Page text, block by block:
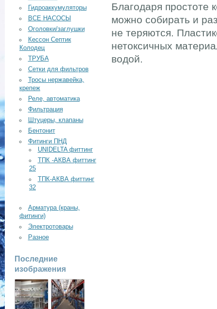
Гидроаккумуляторы
ВСЕ НАСОСЫ
Оголовки/заглушки
Кессон Септик
Колодец
ТРУБА
Сетки для фильтров
Тросы нержавейка,
крепеж
Реле, автоматика
Фильтрация
Штуцеры, клапаны
Бентонит
Фитинги ПНД
UNIDELTA фиттинг
ТПК -АКВА фиттинг
25
ТПК-АКВА фиттинг
32
Арматура (краны,
фитинги)
Электротовары
Разное
Последние
изображения
Благодаря простоте
можно собирать и
не теряются.
нетоксичных
водой.